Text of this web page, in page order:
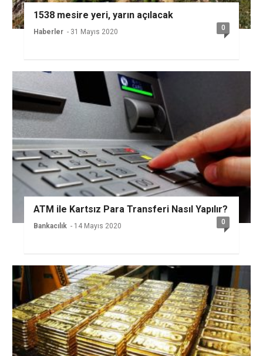
1538 mesire yeri, yarın açılacak
Haberler - 31 Mayıs 2020 0
ATM ile Kartsız Para Transferi Nasıl Yapılır?
Bankacılık - 14 Mayıs 2020 0